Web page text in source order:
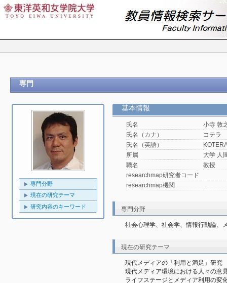
専門
専門分野
現在の研究テーマ
研究内容のキーワード
基本情報
氏名
小寺 敦
氏名（カナ）
コテラ
氏名（英語）
所属
大学 人
職名
教授
researchmap研究者コード
researchmap機関
専門分野
社会心理学、社会学、情報行動論、
現在の研究テーマ
現代メディアの「利用と満足」研究
現代メディア環境における人々の意
ライフステージとメディア利用の変